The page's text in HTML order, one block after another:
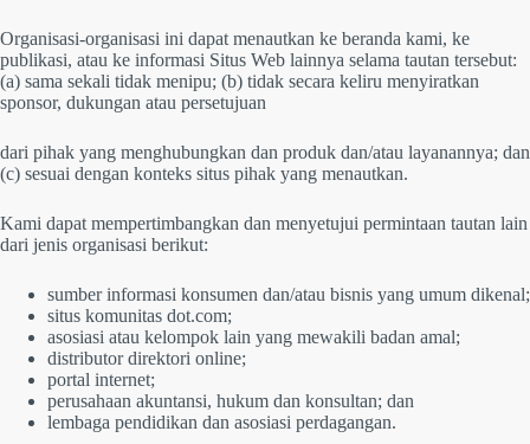
Organisasi-organisasi ini dapat menautkan ke beranda kami, ke
publikasi, atau ke informasi Situs Web lainnya selama tautan tersebut:
(a) sama sekali tidak menipu; (b) tidak secara keliru menyiratkan
sponsor, dukungan atau persetujuan
dari pihak yang menghubungkan dan produk dan/atau layanannya; dan
(c) sesuai dengan konteks situs pihak yang menautkan.
Kami dapat mempertimbangkan dan menyetujui permintaan tautan lain
dari jenis organisasi berikut:
sumber informasi konsumen dan/atau bisnis yang umum dikenal;
situs komunitas dot.com;
asosiasi atau kelompok lain yang mewakili badan amal;
distributor direktori online;
portal internet;
perusahaan akuntansi, hukum dan konsultan; dan
lembaga pendidikan dan asosiasi perdagangan.